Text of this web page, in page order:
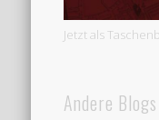
Jetzt als
Andere Blogs